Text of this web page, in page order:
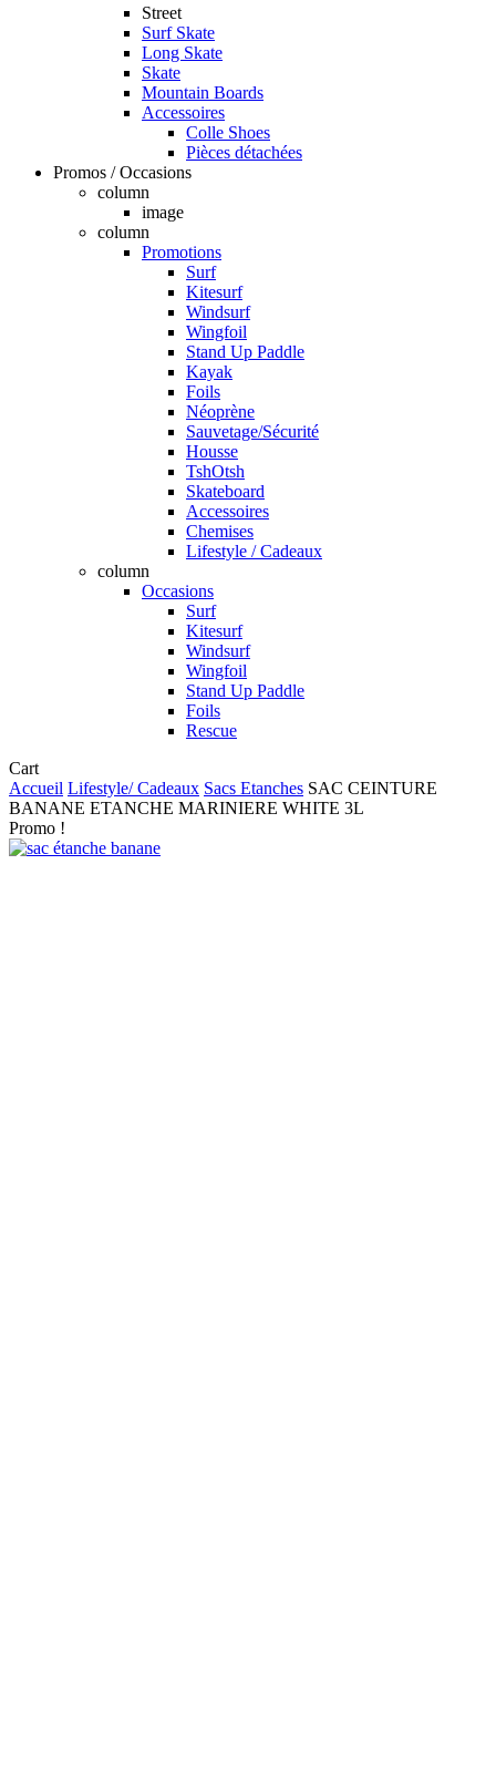
Street
Surf Skate
Long Skate
Skate
Mountain Boards
Accessoires
Colle Shoes
Pièces détachées
Promos / Occasions
column
image
column
Promotions
Surf
Kitesurf
Windsurf
Wingfoil
Stand Up Paddle
Kayak
Foils
Néoprène
Sauvetage/Sécurité
Housse
TshOtsh
Skateboard
Accessoires
Chemises
Lifestyle / Cadeaux
column
Occasions
Surf
Kitesurf
Windsurf
Wingfoil
Stand Up Paddle
Foils
Rescue
CartClose
Cart
Accueil Lifestyle/ Cadeaux Sacs Etanches SAC CEINTURE
BANANE ETANCHE MARINIERE WHITE 3L
Promo !